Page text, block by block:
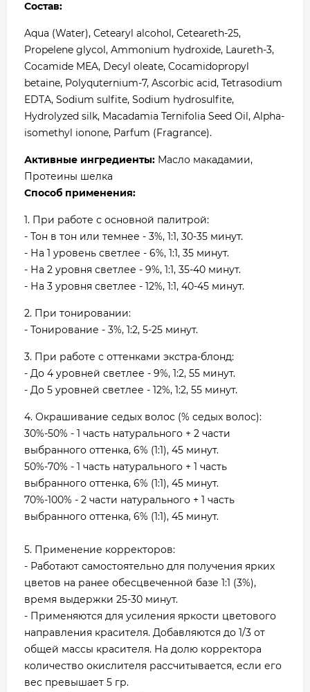
Состав:
Aqua (Water), Cetearyl alcohol, Ceteareth-25,
Propelene glycol, Ammonium hydroxide, Laureth-3,
Cocamide MEA, Decyl oleate, Cocamidopropyl
betaine, Polyquternium-7, Ascorbic acid, Tetrasodium
EDTA, Sodium sulfite, Sodium hydrosulfite,
Hydrolyzed silk, Macadamia Ternifolia Seed Oil, Alpha-
isomethyl ionone, Parfum (Fragrance).
Активные ингредиенты: Масло макадамии,
Протеины шелка
Способ применения:
1. При работе с основной палитрой:
- Тон в тон или темнее - 3%, 1:1, 30-35 минут.
- На 1 уровень светлее - 6%, 1:1, 35 минут.
- На 2 уровня светлее - 9%, 1:1, 35-40 минут.
- На 3 уровня светлее - 12%, 1:1, 40-45 минут.
2. При тонировании:
- Тонирование - 3%, 1:2, 5-25 минут.
3. При работе с оттенками экстра-блонд:
- До 4 уровней светлее - 9%, 1:2, 55 минут.
- До 5 уровней светлее - 12%, 1:2, 55 минут.
4. Окрашивание седых волос (% седых волос):
30%-50% - 1 часть натурального + 2 части
выбранного оттенка, 6% (1:1), 45 минут.
50%-70% - 1 часть натурального + 1 часть
выбранного оттенка, 6% (1:1), 45 минут.
70%-100% - 2 части натурального + 1 часть
выбранного оттенка, 6% (1:1), 45 минут.
5. Применение корректоров:
- Работают самостоятельно для получения ярких
цветов на ранее обесцвеченной базе 1:1 (3%),
время выдержки 25-30 минут.
- Применяются для усиления яркости цветового
направления красителя. Добавляются до 1/3 от
общей массы красителя. На долю корректора
количество окислителя рассчитывается, если его
вес превышает 5 гр.